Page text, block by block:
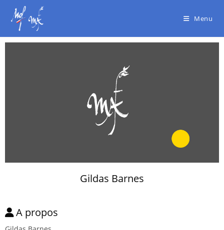
Menu
Gildas Barnes
A propos